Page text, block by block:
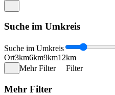
Suche im Umkreis
Suche im Umkreis
Ort3km6km9km12km
Mehr Filter
Filter
Mehr Filter